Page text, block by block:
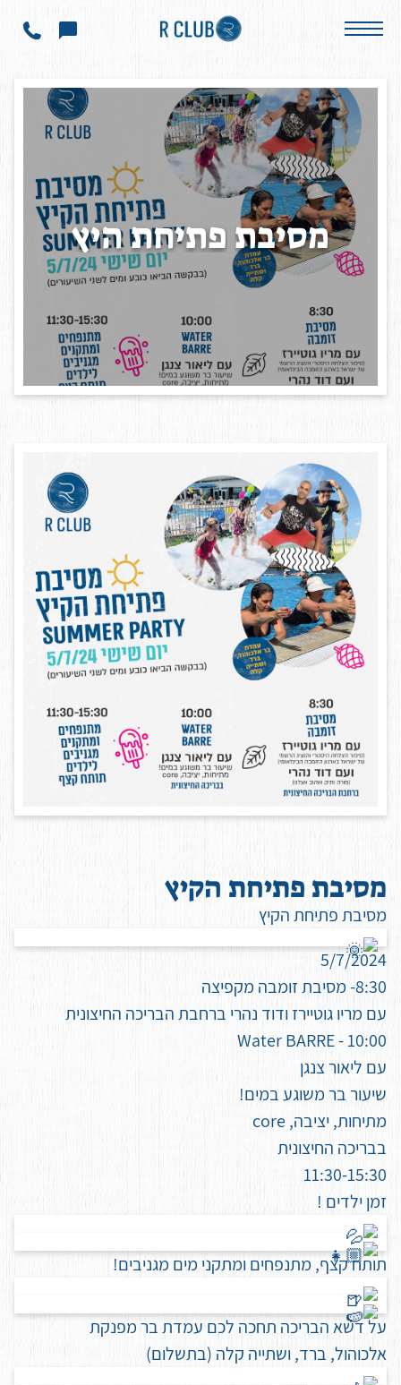
מסיבתפתיחתהיץ
מסיבת פתיחת הקיץ
מסיבת פתיחת הקיץ
5/7/2024
8:30- מסיבת זומבה מקפיצה
עם מריו גוטיירז ודוד נהרי ברחבת הבריכה החיצונית
10:00 - Water BARRE
עם ליאור צנגן
שיעור בר משוגע במים!
מתיחות, יציבה, core
בבריכה החיצונית
11:30-15:30
זמן ילדים !
תותח קצף, מתנפחים ומתקני מים מגניבים!
על דשא הבריכה תחכה לכם עמדת בר מפנקת
אלכוהול, ברד, ושתייה קלה (בתשלום)